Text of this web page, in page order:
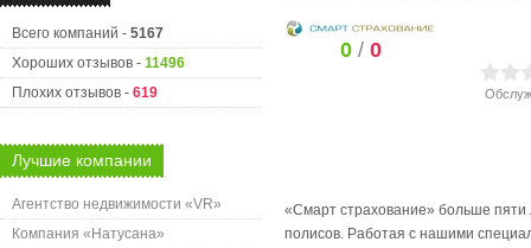
Всего компаний - 5167
Хороших отзывов - 11496
Плохих отзывов - 619
Лучшие компании
Агентство недвижимости «VR»
Компания «Натусана»
0 /0
«Смарт страхование» больше пяти
полисов. Работая с нашими